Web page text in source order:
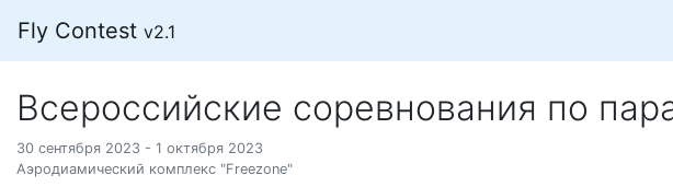
Fly Contest v2.1
Всероссийские соревнования по
30 сентября 2023 - 1 октября 2023
Аэродиамический комплекс "Freezone"